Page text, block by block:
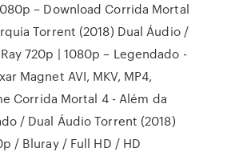
– Download Corrida Mortal
Torrent (2018) Dual Áudio /
720p | 1080p – Legendado -
Magnet AVI, MKV, MP4,
Corrida Mortal 4 - Além da
/ Dual Áudio Torrent (2018)
/ Bluray / Full HD / HD